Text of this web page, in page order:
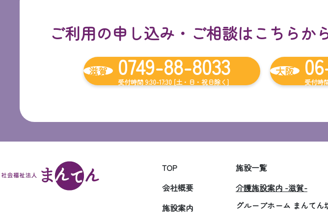
ご利用の申し込み・ご相談はこちらか
滋賀 0749-88-8033
受付時間 9:30-17:30 [土・日・祝日除く]
大阪
受付時
TOP
会社概要
施設案内
施設一覧
介護施設案内 -滋賀-
グループホーム まんてん